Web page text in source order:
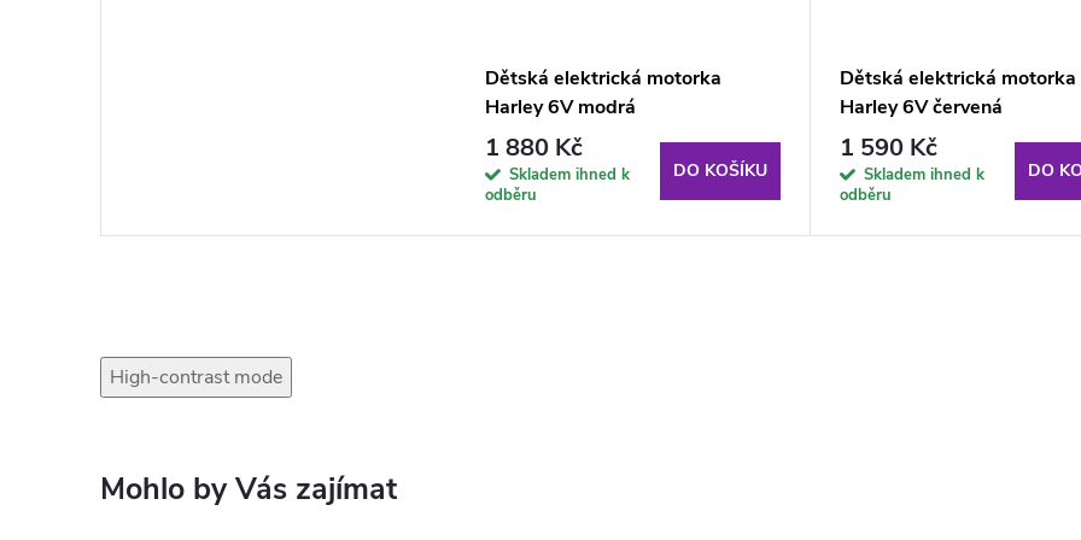
Dětská elektrická motorka
Harley 6V modrá
1 880 Kč
Skladem ihned k
odběru
DO KOŠÍKU
Dětská elektrická motorka
Harley 6V červená
1 590 Kč
Skladem ihned k
odběru
DO
High-contrast mode